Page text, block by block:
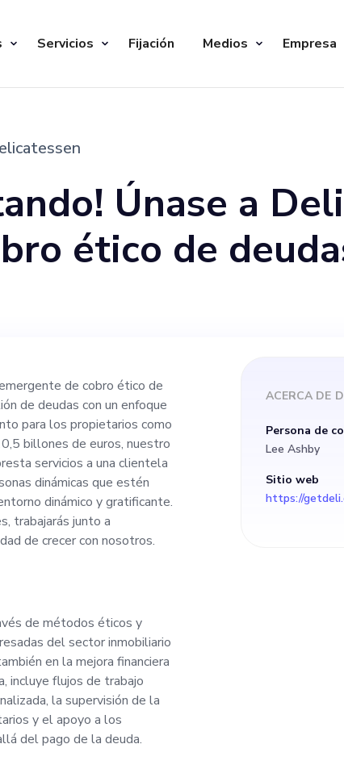
Servicios Fijación Medios Empresa
Únase a
ético de
los
un tamaño de
nuestro progreso
que presta
una solución
dinámicas que
a nuestro
y gratificante.
de cobro ético de
de deudas con un enfoque
para los propietarios como
billones de euros, nuestro
servicios a una clientela
dinámicas que estén
dinámico y gratificante.
trabajarás junto a
de crecer con nosotros.
de métodos éticos y
del sector inmobiliario
en la mejora financiera
incluye flujos de trabajo
la supervisión de la
y el apoyo a los
del pago de la deuda.
ACERCA DE
Persona de
Lee Ashby
Sitio web
https://